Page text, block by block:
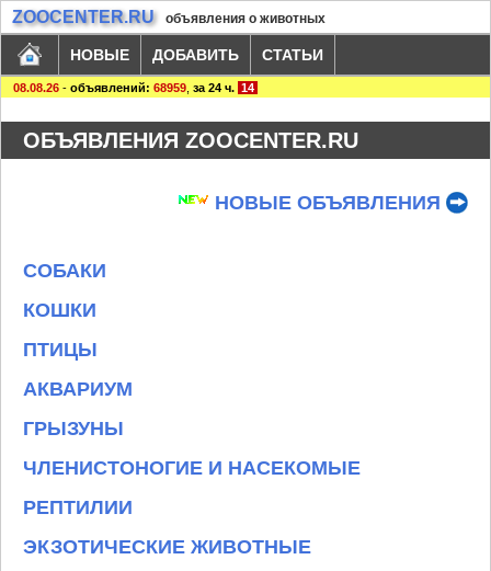
ZOOCENTER.RU объявления о животных
НОВЫЕ ДОБАВИТЬ СТАТЬИ
08.08.26 - объявлений: 68959 за 24 ч. 14
ОБЪЯВЛЕНИЯ ZOOCENTER.RU
НОВЫЕ ОБЪЯВЛЕНИЯ
СОБАКИ
КОШКИ
ПТИЦЫ
АКВАРИУМ
ГРЫЗУНЫ
ЧЛЕНИСТОНОГИЕ И НАСЕКОМЫЕ
РЕПТИЛИИ
ЭКЗОТИЧЕСКИЕ ЖИВОТНЫЕ